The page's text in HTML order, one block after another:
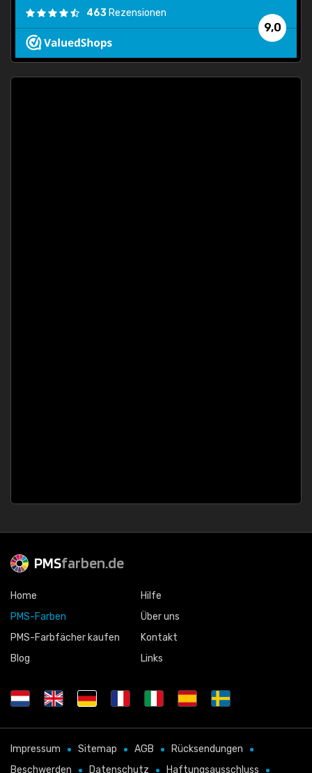
9,0
463 Rezensionen
PMSfarben.de
Home
PMS-Farben
PMS-Farbfächer kaufen
Blog
Hilfe
Über uns
Kontakt
Links
Impressum Sitemap AGB
Rücksendungen
Beschwerden
Datenschutz Haftungsausschluss